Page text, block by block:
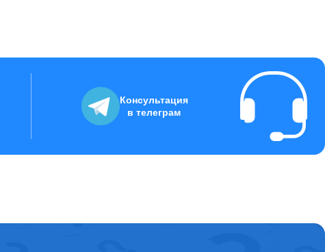
Консультация
в телеграм